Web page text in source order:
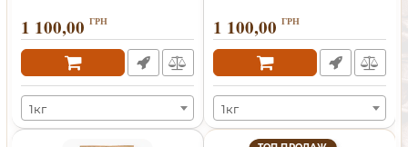
1 100,00 ГРН
1кг
1 100,00 ГРН
1кг